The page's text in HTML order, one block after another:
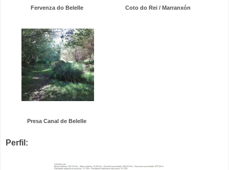
Fervenza do Belelle Coto do Rei / Marranxón
Presa Canal de Belelle
Perfil: